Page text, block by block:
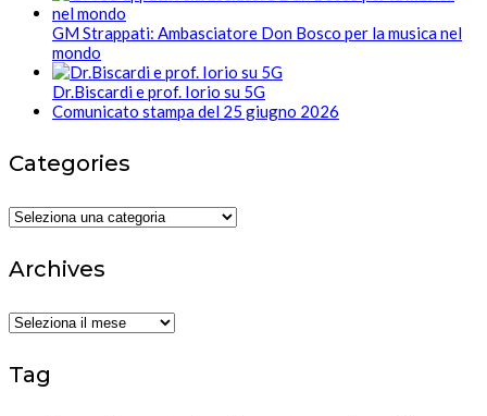
GM Strappati: Ambasciatore Don Bosco per la musica nel
mondo
Dr.Biscardi e prof. Iorio su 5G
Comunicato stampa del 25 giugno 2026
Categories
Categories
Archives
Archives
Tag